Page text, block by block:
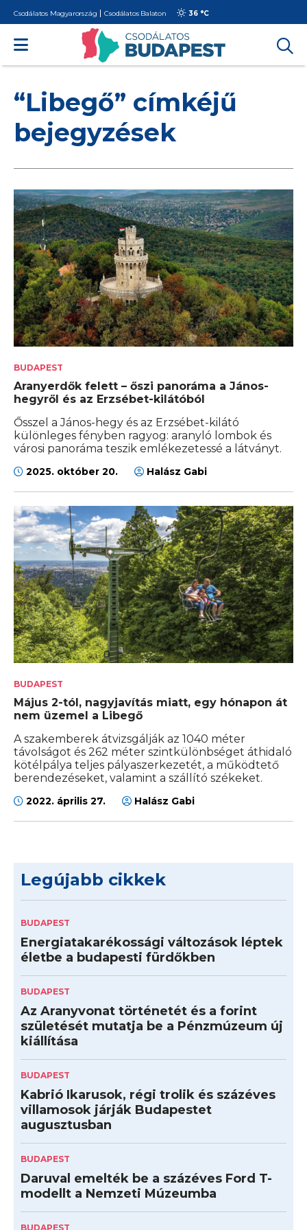
Csodálatos Magyarország Csodálatos Balaton 36 °C
“Libegő” címkéjű
bejegyzések
BUDAPEST
Aranyerdők felett – őszi panoráma a János-
hegyről és az Erzsébet-kilátóból
Ősszel a János-hegy és az Erzsébet-kilátó
különleges fényben ragyog: aranyló lombok és
városi panoráma teszik emlékezetessé a látványt.
2025. október 20. Halász Gabi
BUDAPEST
Május 2-tól, nagyjavítás miatt, egy hónapon át
nem üzemel a Libegő
A szakemberek átvizsgálják az 1040 méter
távolságot és 262 méter szintkülönbséget áthidaló
kötélpálya teljes pályaszerkezetét, a működtető
berendezéseket, valamint a szállító székeket.
2022. április 27. Halász Gabi
Legújabb cikkek
BUDAPEST
Energiatakarékossági változások léptek
életbe a budapesti fürdőkben
BUDAPEST
Az Aranyvonat történetét és a forint
születését mutatja be a Pénzmúzeum új
kiállítása
BUDAPEST
Kabrió Ikarusok, régi trolik és százéves
villamosok járják Budapestet
augusztusban
BUDAPEST
Daruval emelték be a százéves Ford T-
modellt a Nemzeti Múzeumba
BUDAPEST